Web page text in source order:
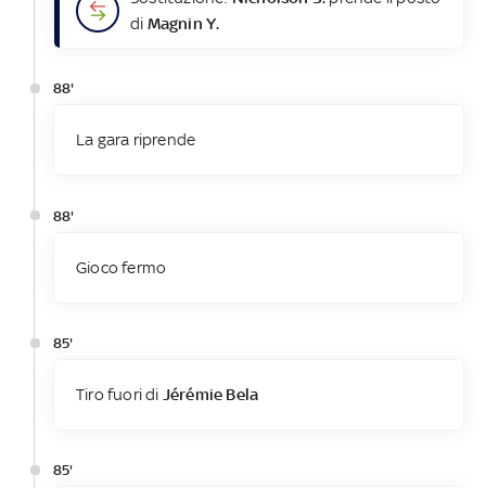
di Magnin Y.
88'
La gara riprende
88'
Gioco fermo
85'
Tiro fuori di Jérémie Bela
85'